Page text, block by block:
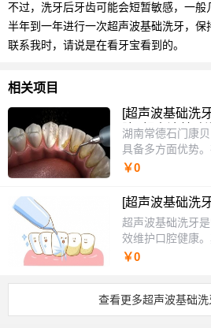
不过，洗牙后牙齿可能会短暂敏感，一
半年到一年进行一次超声波基础洗牙，保
联系我时，请说是在看牙宝看到的。
相关项目
[超声波基础洗
腔 -超声波基础
湖南常德石门康
具备多方面优势
波高频震荡作用
积。同时，超声
灭细菌，预防牙
持清新。在服务
诊区提供舒适沙
Fi，让患者等待
程可靠舒适，洗
￥0
[超声波基础洗
超声波基础洗牙
效维护口腔健康
荡，将牙齿表面
具，把牙齿上的
常进行口腔检查
声波洁牙机，医
￥0
查看更多超声波基础